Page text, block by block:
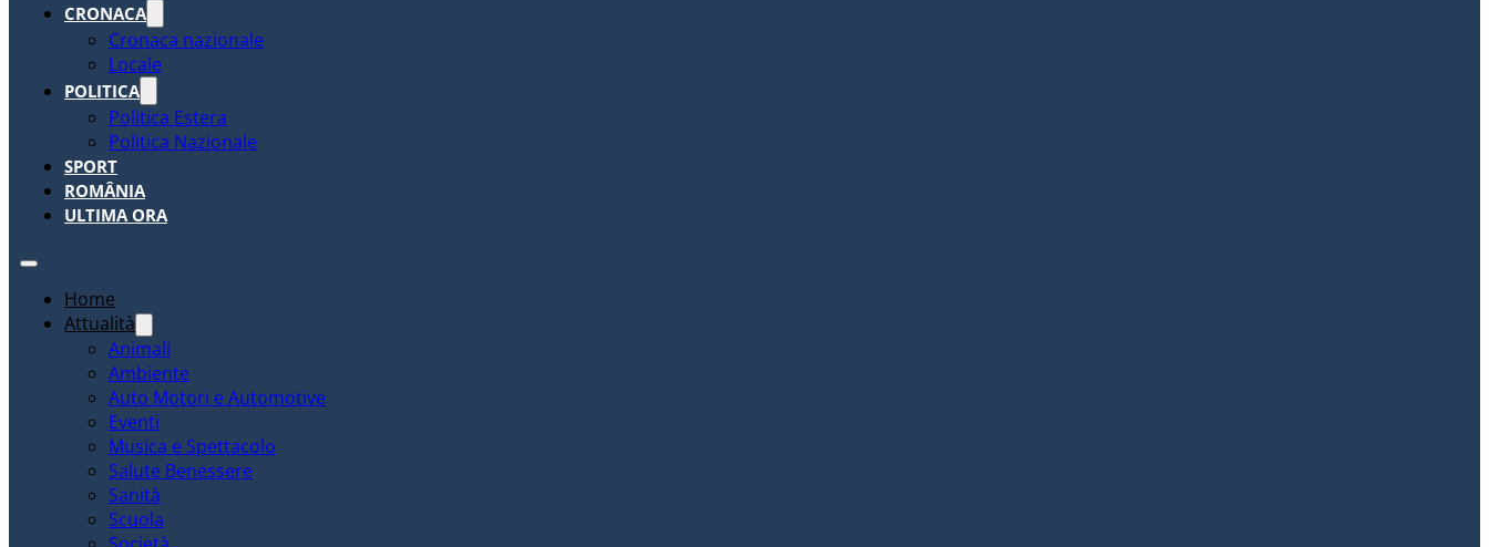
CRONACA
Cronaca nazionale
Locale
POLITICA
Politica Estera
Politica Nazionale
SPORT
ROMÂNIA
ULTIMA ORA
Home
Attualità
Animali
Ambiente
Auto Motori e Automotive
Eventi
Musica e Spettacolo
Salute Benessere
Sanità
Scuola